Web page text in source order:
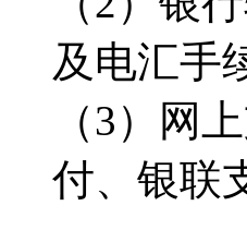
及电汇手
（3）网
付、银联